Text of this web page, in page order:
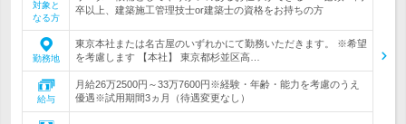
対象と
なる方
卒以上、建築施工管理技士or建築士の資格をお持ちの方
勤務地
東京本社または名古屋のいずれかにて勤務いただきます。 ※希望
を考慮します 【本社】 東京都杉並区高…
給与
月給26万2500円～33万7600円※経験・年齢・能力を考慮のうえ
優遇※試用期間3ヵ月（待遇変更なし）